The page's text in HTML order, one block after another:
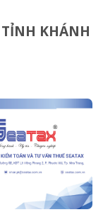
KHÁNH